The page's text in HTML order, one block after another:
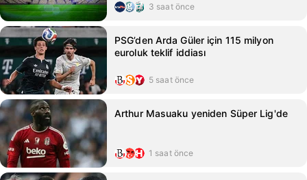
3 saat önce
PSG’den Arda Güler için 115 milyon
euroluk teklif iddiası
5 saat önce
Arthur Masuaku yeniden Süper Lig'de
1 saat önce